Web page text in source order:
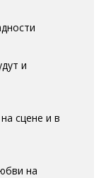
и
сцене и в
на